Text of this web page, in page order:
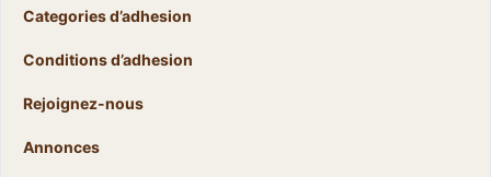
Categories d’adhesion
Conditions d’adhesion
Rejoignez-nous
Annonces